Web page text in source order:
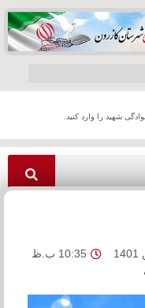
شهید را وارد کنید.
10:35 ب.ظ